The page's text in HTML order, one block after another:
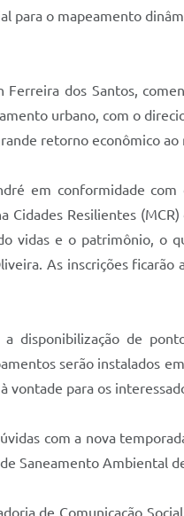
para o mapeamento
dos Santos,
urbano, com o
retorno econômico
em conformidade
Cidades Resilientes
vidas e o patrimônio, o
As inscrições
disponibilização de
serão instalados
vontade para os
com a nova
Saneamento Ambiental
de Comunicação